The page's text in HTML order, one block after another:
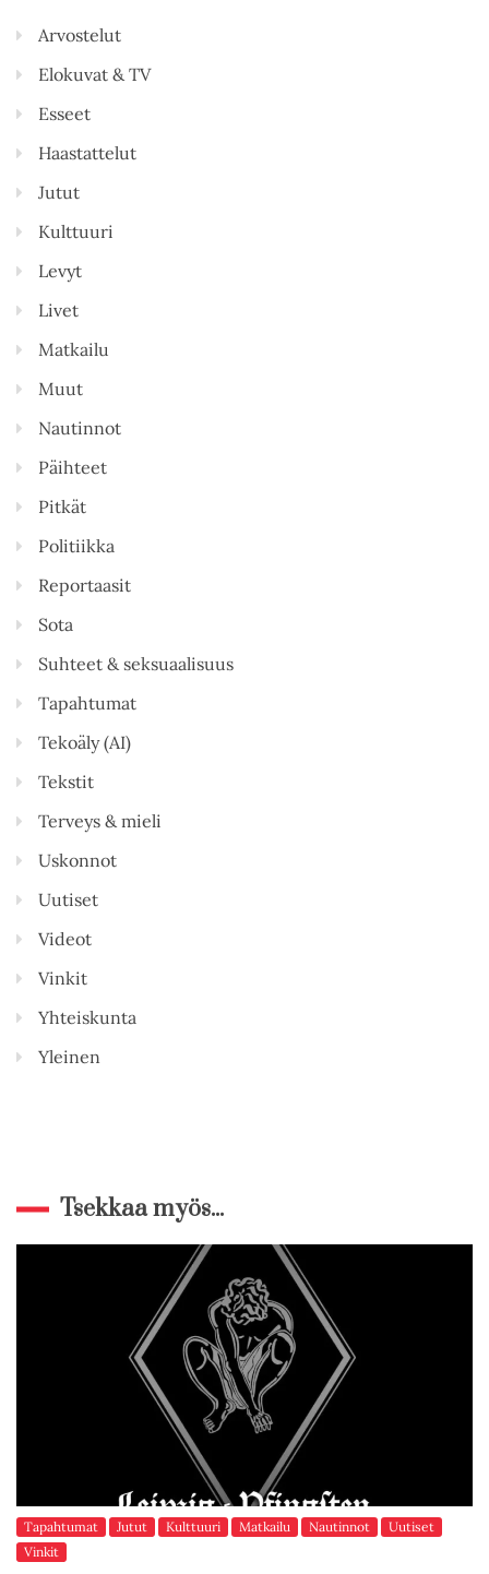
Arvostelut
Elokuvat & TV
Esseet
Haastattelut
Jutut
Kulttuuri
Levyt
Livet
Matkailu
Muut
Nautinnot
Päihteet
Pitkät
Politiikka
Reportaasit
Sota
Suhteet & seksuaalisuus
Tapahtumat
Tekoäly (AI)
Tekstit
Terveys & mieli
Uskonnot
Uutiset
Videot
Vinkit
Yhteiskunta
Yleinen
Tsekkaa myös...
Tapahtumat Jutut Kulttuuri Matkailu Nautinnot
Uutiset
Vinkit